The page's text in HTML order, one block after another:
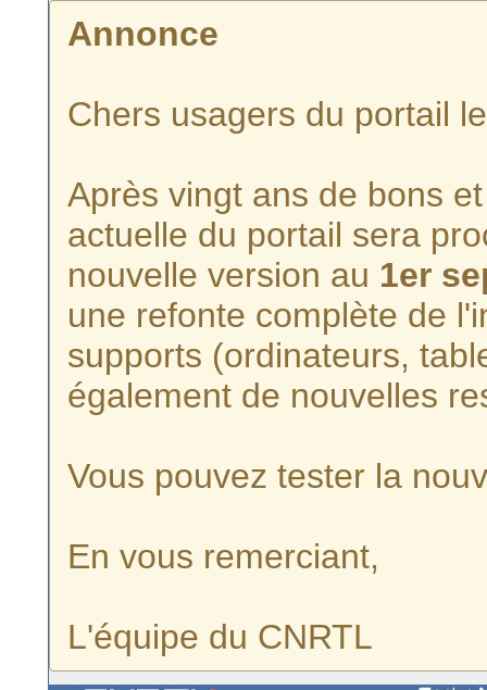
Annonce
Chers usagers du portail
Après vingt ans de bons
actuelle du portail sera
nouvelle version au 1er
une refonte complète de
supports (ordinateurs,
également de nouvelles
Vous pouvez tester la
En vous remerciant,
L'équipe du CNRTL